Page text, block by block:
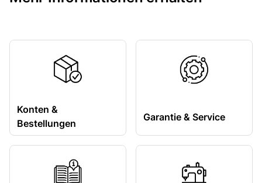
Konten &
Bestellungen
Garantie & Service